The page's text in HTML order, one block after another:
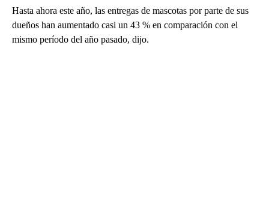
Hasta ahora este año, las entregas de mascotas por parte de sus
dueños han aumentado casi un 43 % en comparación con el
mismo período del año pasado, dijo.